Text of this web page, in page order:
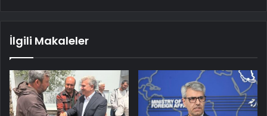
İlgili Makaleler